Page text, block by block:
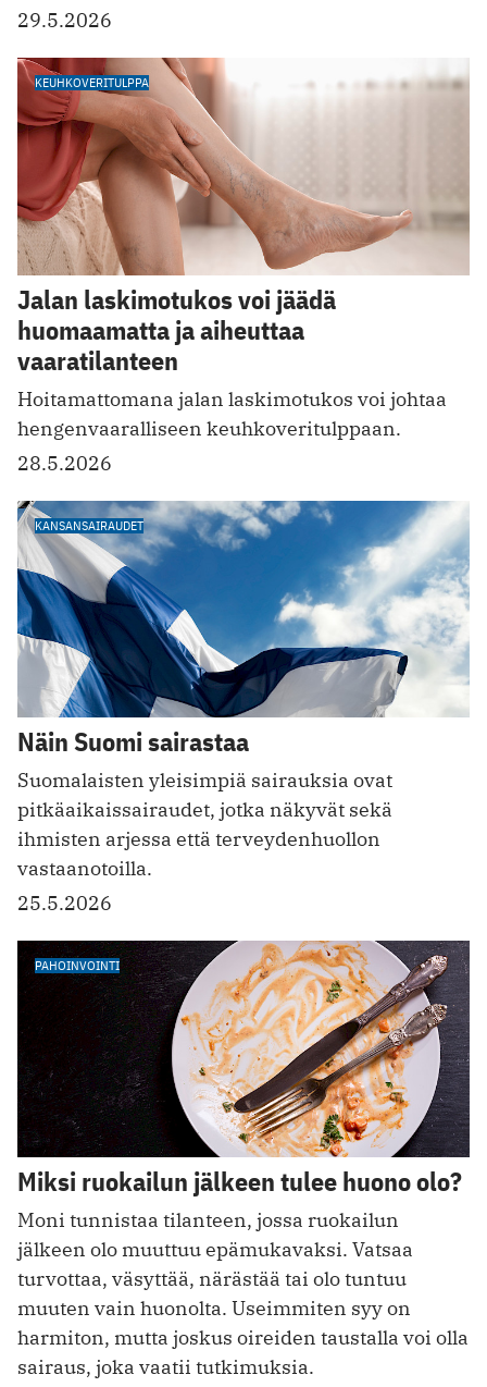
29.5.2026
KEUHKOVERITULPPA
Jalan laskimotukos voi jäädä
huomaamatta ja aiheuttaa
vaaratilanteen
Hoitamattomana jalan laskimotukos voi johtaa
hengenvaaralliseen keuhkoveritulppaan.
28.5.2026
KANSANSAIRAUDET
Näin Suomi sairastaa
Suomalaisten yleisimpiä sairauksia ovat
pitkäaikaissairaudet, jotka näkyvät sekä
ihmisten arjessa että terveydenhuollon
vastaanotoilla.
25.5.2026
PAHOINVOINTI
Miksi ruokailun jälkeen tulee huono olo?
Moni tunnistaa tilanteen, jossa ruokailun
jälkeen olo muuttuu epämukavaksi. Vatsaa
turvottaa, väsyttää, närästää tai olo tuntuu
muuten vain huonolta. Useimmiten syy on
harmiton, mutta joskus oireiden taustalla voi olla
sairaus, joka vaatii tutkimuksia.